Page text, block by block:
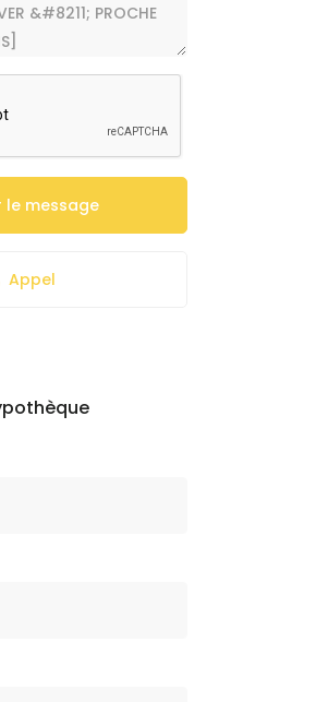
le message
Appel